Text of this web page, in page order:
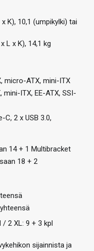
K), 10,1 (umpikylki) tai
L x K), 14,1 kg
micro-ATX, mini-ITX
mini-ITX, EE-ATX, SSI-
C, 2 x USB 3.0,
14 + 1 Multibracket
18 + 2
2 XL: 9 + 3 kpl
sijainnista ja